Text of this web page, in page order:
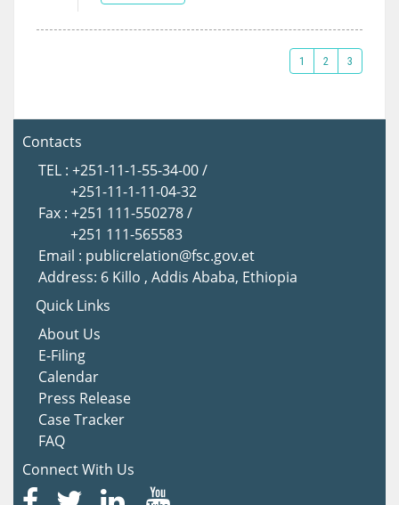
1 2 3
Contacts
TEL : +251-11-1-55-34-00 /
+251-11-1-11-04-32
Fax : +251 111-550278 /
+251 111-565583
Email : publicrelation@fsc.gov.et
Address: 6 Killo , Addis Ababa, Ethiopia
Quick Links
About Us
E-Filing
Calendar
Press Release
Case Tracker
FAQ
Connect With Us